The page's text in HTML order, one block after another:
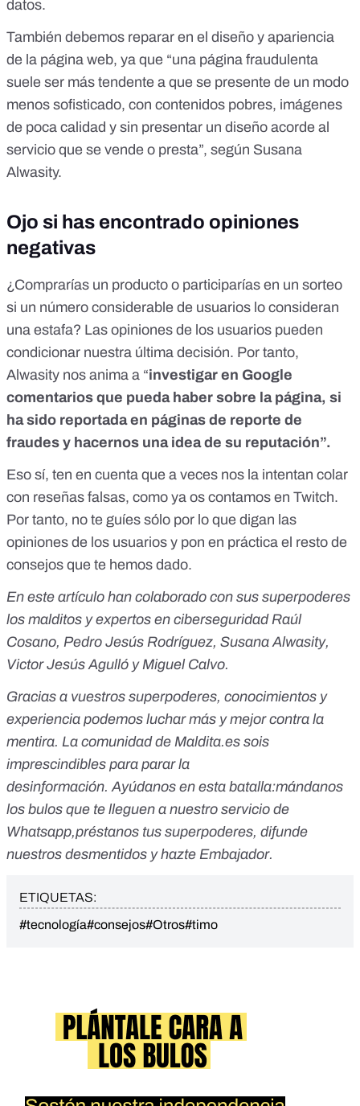
datos.
También debemos reparar en el diseño y apariencia
de la página web, ya que “una página fraudulenta
suele ser más tendente a que se presente de un modo
menos sofisticado, con contenidos pobres, imágenes
de poca calidad y sin presentar un diseño acorde al
servicio que se vende o presta”, según Susana
Alwasity.
Ojo si has encontrado opiniones
negativas
¿Comprarías un producto o participarías en un sorteo
si un número considerable de usuarios lo consideran
una estafa? Las opiniones de los usuarios pueden
condicionar nuestra última decisión. Por tanto,
Alwasity nos anima a “investigar en Google
comentarios que pueda haber sobre la página, si
ha sido reportada en páginas de reporte de
fraudes y hacernos una idea de su reputación”.
Eso sí, ten en cuenta que a veces nos la intentan colar
con reseñas falsas, como ya os contamos en Twitch.
Por tanto, no te guíes sólo por lo que digan las
opiniones de los usuarios y pon en práctica el resto de
consejos que te hemos dado.
En este artículo han colaborado con sus superpoderes
los malditos y expertos en ciberseguridad Raúl
Cosano, Pedro Jesús Rodríguez, Susana Alwasity,
Victor Jesús Agulló y Miguel Calvo.
Gracias a vuestros superpoderes, conocimientos y
experiencia podemos luchar más y mejor contra la
mentira. La comunidad de Maldita.es sois
imprescindibles para parar la
desinformación. Ayúdanos en esta batalla:mándanos
los bulos que te lleguen a nuestro servicio de
Whatsapp,préstanos tus superpoderes, difunde
nuestros desmentidos yhazte Embajador.
ETIQUETAS:
#tecnología#consejos#Otros#timo